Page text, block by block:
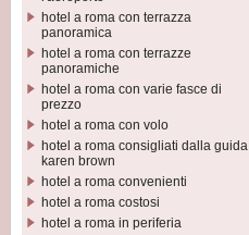
hotel a roma con terrazza
panoramica
hotel a roma con terrazze
panoramiche
hotel a roma con varie fasce di
prezzo
hotel a roma con volo
hotel a roma consigliati dalla guida
karen brown
hotel a roma convenienti
hotel a roma costosi
hotel a roma in periferia